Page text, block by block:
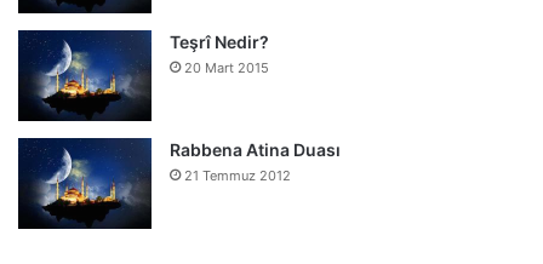
Teşrî Nedir?
20 Mart 2015
Rabbena Atina Duası
21 Temmuz 2012